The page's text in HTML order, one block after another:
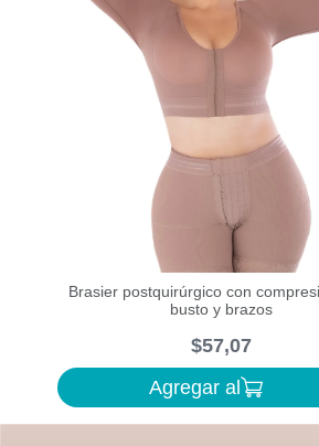
Brasier postquirúrgico con
busto y brazos
$57,07
Agregar al